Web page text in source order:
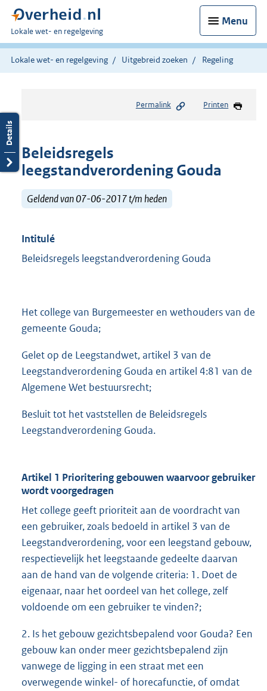
Menu
U
bent
hier:
Lokale wet- en regelgeving
Lokale wet- en regelgeving Uitgebreid zoeken Regeling
Permalink Printen
Beleidsregels
leegstandverordening Gouda
Geldend van 07-06-2017 t/m heden
Intitulé
Beleidsregels leegstandverordening Gouda
Het college van Burgemeester en wethouders van de
gemeente Gouda;
Gelet op de Leegstandwet, artikel 3 van de
Leegstandverordening Gouda en artikel 4:81 van de
Algemene Wet bestuursrecht;
Besluit tot het vaststellen de Beleidsregels
Leegstandverordening Gouda.
Artikel 1 Prioritering gebouwen waarvoor gebruiker
wordt voorgedragen
Het college geeft prioriteit aan de voordracht van
een gebruiker, zoals bedoeld in artikel 3 van de
Leegstandverordening, voor een leegstand gebouw,
respectievelijk het leegstaande gedeelte daarvan
aan de hand van de volgende criteria: 1. Doet de
eigenaar, naar het oordeel van het college, zelf
voldoende om een gebruiker te vinden?;
2. Is het gebouw gezichtsbepalend voor Gouda? Een
gebouw kan onder meer gezichtsbepalend zijn
vanwege de ligging in een straat met een
overwegende winkel- of horecafunctie, of omdat